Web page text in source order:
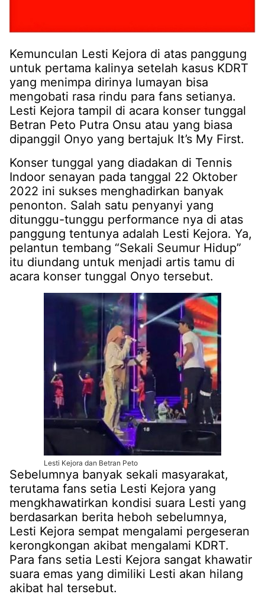
Kemunculan Lesti Kejora di atas panggung
untuk pertama kalinya setelah kasus KDRT
yang menimpa dirinya lumayan bisa
mengobati rasa rindu para fans setianya.
Lesti Kejora tampil di acara konser tunggal
Betran Peto Putra Onsu atau yang biasa
dipanggil Onyo yang bertajuk It’s My First.
Konser tunggal yang diadakan di Tennis
Indoor senayan pada tanggal 22 Oktober
2022 ini sukses menghadirkan banyak
penonton. Salah satu penyanyi yang
ditunggu-tunggu performance nya di atas
panggung tentunya adalah Lesti Kejora. Ya,
pelantun tembang “Sekali Seumur Hidup”
itu diundang untuk menjadi artis tamu di
acara konser tunggal Onyo tersebut.
Lesti Kejora dan Betran Peto
Sebelumnya banyak sekali masyarakat,
terutama fans setia Lesti Kejora yang
mengkhawatirkan kondisi suara Lesti yang
berdasarkan berita heboh sebelumnya,
Lesti Kejora sempat mengalami pergeseran
kerongkongan akibat mengalami KDRT.
Para fans setia Lesti Kejora sangat khawatir
suara emas yang dimiliki Lesti akan hilang
akibat hal tersebut.